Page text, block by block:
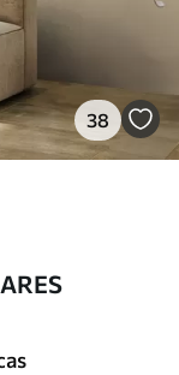
38